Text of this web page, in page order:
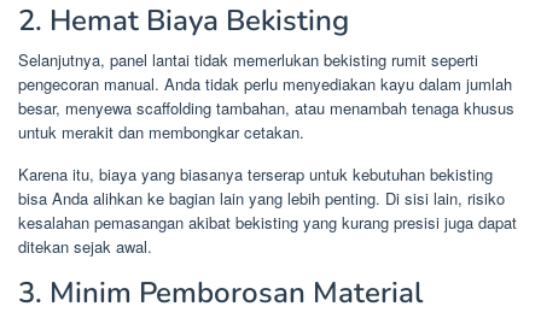
2. Hemat Biaya Bekisting
Selanjutnya, panel lantai tidak memerlukan bekisting rumit seperti
pengecoran manual. Anda tidak perlu menyediakan kayu dalam jumlah
besar, menyewa scaffolding tambahan, atau menambah tenaga khusus
untuk merakit dan membongkar cetakan.
Karena itu, biaya yang biasanya terserap untuk kebutuhan bekisting
bisa Anda alihkan ke bagian lain yang lebih penting. Di sisi lain, risiko
kesalahan pemasangan akibat bekisting yang kurang presisi juga dapat
ditekan sejak awal.
3. Minim Pemborosan Material